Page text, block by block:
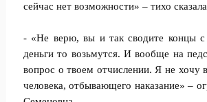
сейчас нет возможности» – тихо
- «Не верю, вы и так сводите концы с
деньги то возьмутся. И вообще на
вопрос о твоем отчислении. Я не хочу
человека, отбывающего наказание» –